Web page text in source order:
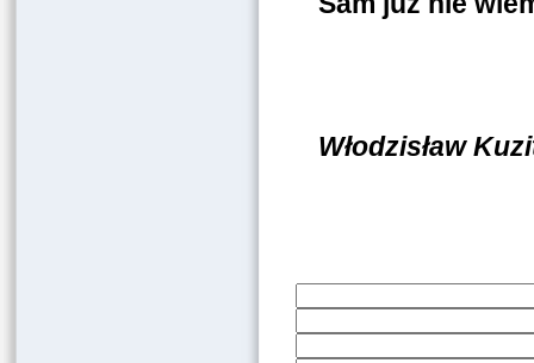
Włodzisław